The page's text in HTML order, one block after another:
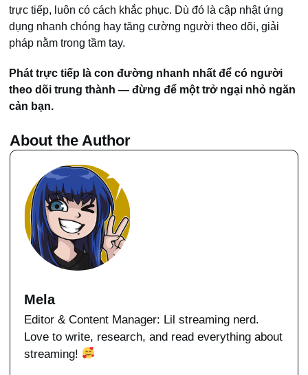
trực tiếp, luôn có cách khắc phục. Dù đó là cập nhật ứng
dụng nhanh chóng hay tăng cường người theo dõi, giải
pháp nằm trong tầm tay.
Phát trực tiếp là con đường nhanh nhất để có người
theo dõi trung thành — đừng để một trở ngại nhỏ ngăn
cản bạn.
About the Author
Mela
Editor & Content Manager: Lil streaming nerd.
Love to write, research, and read everything about
streaming!